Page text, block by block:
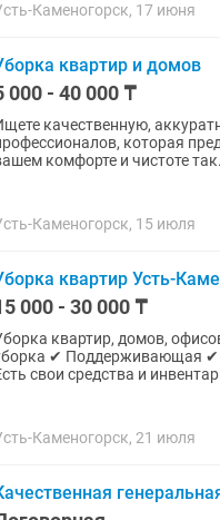
Каменогорск, 17 июня
квартир и домов
000 - 40 000 ₸
качественную,
которая
комфорте и чистоте
Каменогорск, 15 июля
квартир Усть-
000 - 30 000 ₸
квартир, домов, офисов Выезд сегодня | Свободные клинеры есть ✔
✔ Поддерживающая ✔
свои средства и
Каменогорск, 21 июля